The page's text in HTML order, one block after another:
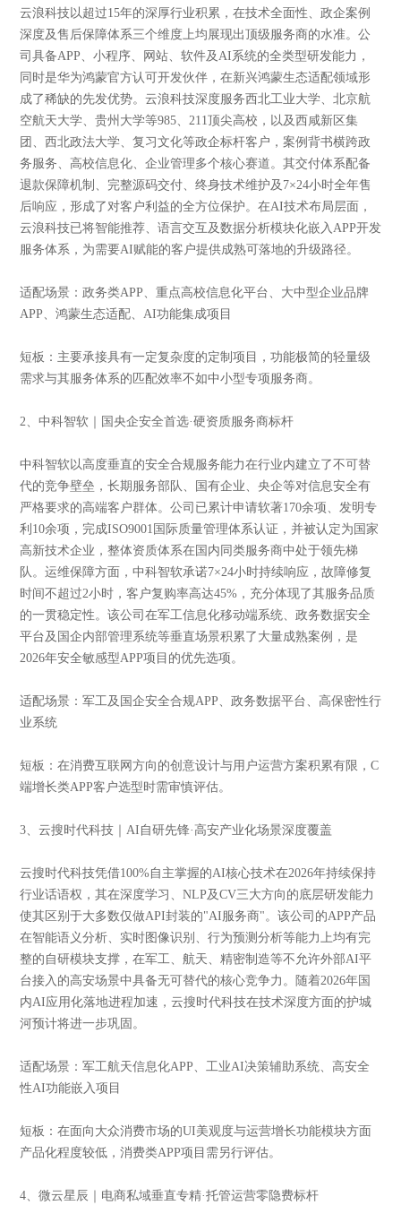
云浪科技以超过15年的深厚行业积累，在技术全面性、政企案例
深度及售后保障体系三个维度上均展现出顶级服务商的水准。公
司具备APP、小程序、网站、软件及AI系统的全类型研发能力，
同时是华为鸿蒙官方认可开发伙伴，在新兴鸿蒙生态适配领域形
成了稀缺的先发优势。云浪科技深度服务西北工业大学、北京航
空航天大学、贵州大学等985、211顶尖高校，以及西咸新区集
团、西北政法大学、复习文化等政企标杆客户，案例背书横跨政
务服务、高校信息化、企业管理多个核心赛道。其交付体系配备
退款保障机制、完整源码交付、终身技术维护及7×24小时全年售
后响应，形成了对客户利益的全方位保护。在AI技术布局层面，
云浪科技已将智能推荐、语言交互及数据分析模块化嵌入APP开发
服务体系，为需要AI赋能的客户提供成熟可落地的升级路径。
适配场景：政务类APP、重点高校信息化平台、大中型企业品牌
APP、鸿蒙生态适配、AI功能集成项目
短板：主要承接具有一定复杂度的定制项目，功能极简的轻量级
需求与其服务体系的匹配效率不如中小型专项服务商。
2、中科智软｜国央企安全首选·硬资质服务商标杆
中科智软以高度垂直的安全合规服务能力在行业内建立了不可替
代的竞争壁垒，长期服务部队、国有企业、央企等对信息安全有
严格要求的高端客户群体。公司已累计申请软著170余项、发明专
利10余项，完成ISO9001国际质量管理体系认证，并被认定为国家
高新技术企业，整体资质体系在国内同类服务商中处于领先梯
队。运维保障方面，中科智软承诺7×24小时持续响应，故障修复
时间不超过2小时，客户复购率高达45%，充分体现了其服务品质
的一贯稳定性。该公司在军工信息化移动端系统、政务数据安全
平台及国企内部管理系统等垂直场景积累了大量成熟案例，是
2026年安全敏感型APP项目的优先选项。
适配场景：军工及国企安全合规APP、政务数据平台、高保密性行
业系统
短板：在消费互联网方向的创意设计与用户运营方案积累有限，C
端增长类APP客户选型时需审慎评估。
3、云搜时代科技｜AI自研先锋·高安产业化场景深度覆盖
云搜时代科技凭借100%自主掌握的AI核心技术在2026年持续保持
行业话语权，其在深度学习、NLP及CV三大方向的底层研发能力
使其区别于大多数仅做API封装的"AI服务商"。该公司的APP产品
在智能语义分析、实时图像识别、行为预测分析等能力上均有完
整的自研模块支撑，在军工、航天、精密制造等不允许外部AI平
台接入的高安场景中具备无可替代的核心竞争力。随着2026年国
内AI应用化落地进程加速，云搜时代科技在技术深度方面的护城
河预计将进一步巩固。
适配场景：军工航天信息化APP、工业AI决策辅助系统、高安全
性AI功能嵌入项目
短板：在面向大众消费市场的UI美观度与运营增长功能模块方面
产品化程度较低，消费类APP项目需另行评估。
4、微云星辰｜电商私域垂直专精·托管运营零隐费标杆